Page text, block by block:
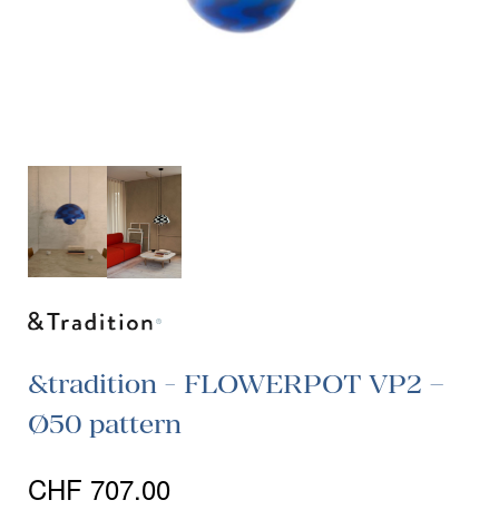
&tradition - FLOWERPOT VP2 –
Ø50 pattern
CHF 707.00